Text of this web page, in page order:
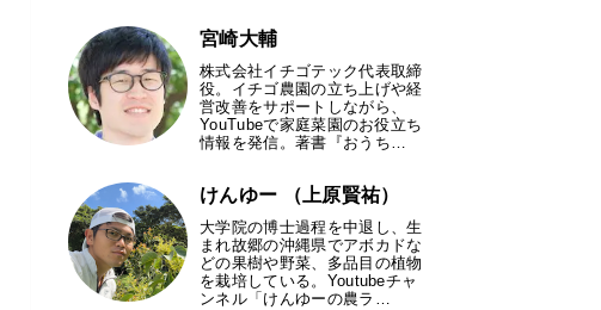
宮崎大輔
株式会社イチゴテック代表取締
役。イチゴ農園の立ち上げや経
営改善をサポートしながら、
YouTubeで家庭菜園のお役立ち
情報を発信。著書『おうち…
けんゆー （上原賢祐）
大学院の博士過程を中退し、生
まれ故郷の沖縄県でアボカドな
どの果樹や野菜、多品目の植物
を栽培している。Youtubeチャ
ンネル「けんゆーの農ラ…